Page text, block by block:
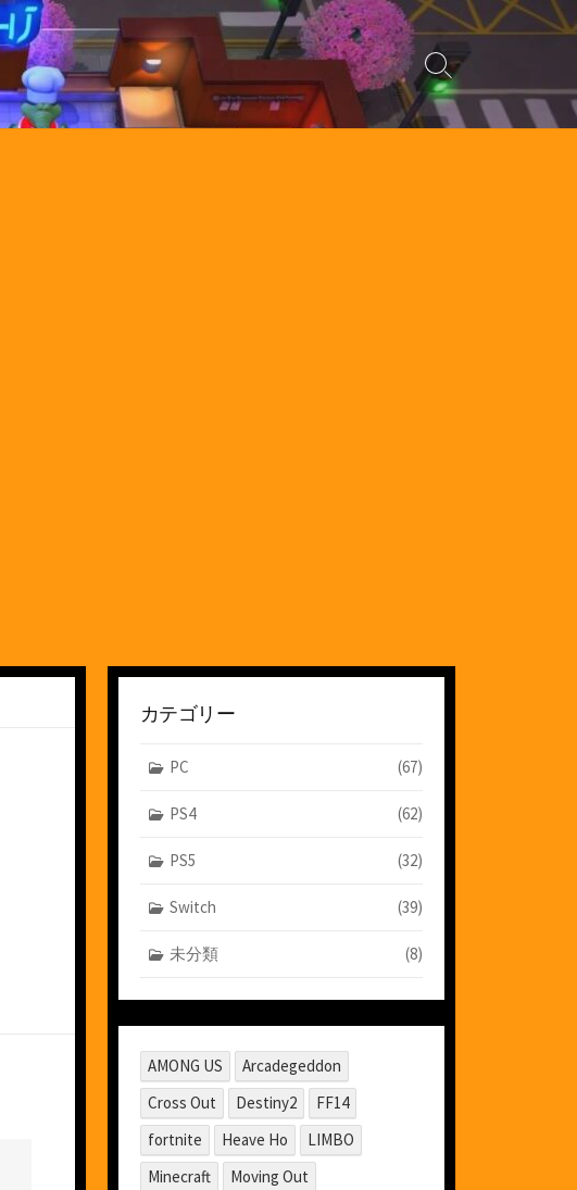
検
索
切
カテゴリー
PC (67)
PS4 (62)
PS5 (32)
Switch (39)
未分類 (8)
AMONG US
Arcadegeddon
Cross Out
Destiny2
FF14
fortnite
Heave Ho
LIMBO
Minecraft
Moving Out